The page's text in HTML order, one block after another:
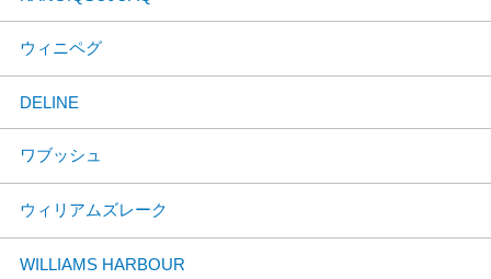
ウィニペグ
DELINE
ワブッシュ
ウィリアムズレーク
WILLIAMS HARBOUR